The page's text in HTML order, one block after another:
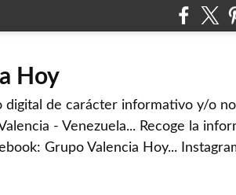
Hoy
digital de carácter informativo y/o
- Venezuela... Recoge la
Grupo Valencia Hoy...